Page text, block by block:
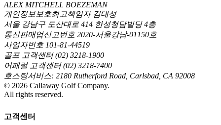
ALEX MITCHELL BOEZEMAN
개인정보보호최고책임자 김대성
서울 강남구 도산대로 414 한성청담빌딩 4층
통신판매업신고번호 2020-서울강남-01150호
사업자번호 101-81-44519
골프 고객센터 (02) 3218-1900
어패럴 고객센터 (02) 3218-7400
호스팅서비스: 2180 Rutherford Road, Carlsbad, CA 92008
© 2026 Callaway Golf Company.
All rights reserved.
고객센터